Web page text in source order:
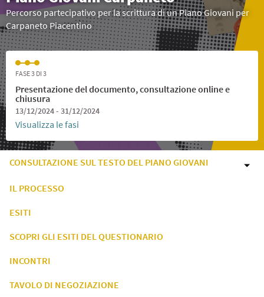
Percorso partecipativo per la scrittura di un Piano Giovani per
Carpaneto Piacentino
FASE 3 DI 3
Presentazione del documento, consultazione online e
chiusura
13/12/2024 - 31/12/2024
Visualizza le fasi
CONSULTAZIONE SUL TESTO DEL PIANO GIOVANI
IL PROCESSO
ESITI
SCOPRI GLI ESITI DEL QUESTIONARIO
INCONTRI
TAVOLO DI NEGOZIAZIONE